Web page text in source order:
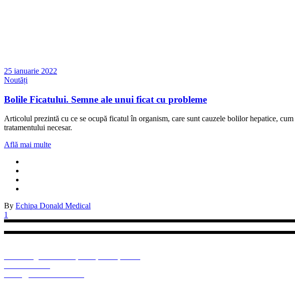
25 ianuarie 2022
Noutăți
Bolile Ficatului. Semne ale unui ficat cu probleme
Articolul prezintă cu ce se ocupă ficatul în organism, care sunt cauzele bolilor hepatice,
tratamentului necesar.
Află mai multe
By Echipa Donald Medical
1